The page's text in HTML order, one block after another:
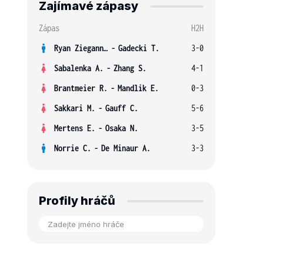
Zajímavé zápasy
Zápas
H2H
Ryan Ziegann S. - Gadecki T.
3-0
Sabalenka A. - Zhang S.
4-1
Brantmeier R. - Mandlik E.
0-3
Sakkari M. - Gauff C.
5-6
Mertens E. - Osaka N.
3-5
Norrie C. - De Minaur A. 3-3
Profily hráčů